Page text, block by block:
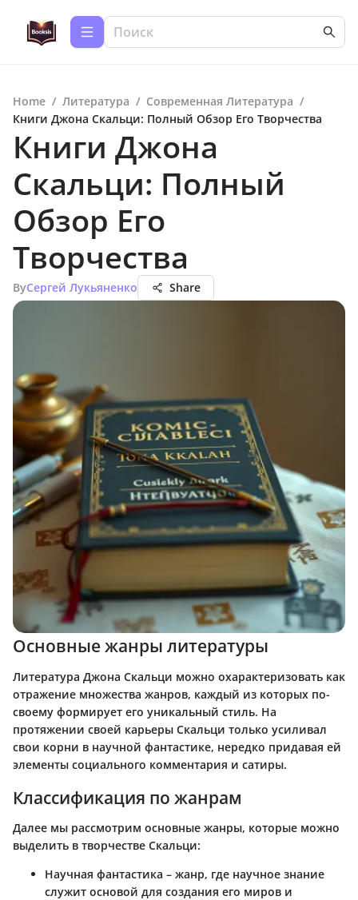
Home / Литература / Современная Литература /
Книги Джона Скальци: Полный Обзор Его Творчества
Книги Джона
Скальци: Полный
Обзор Его
Творчества
ByСергей Лукьяненко Share
Основные жанры литературы
Литература Джона Скальци можно охарактеризовать как
отражение множества жанров, каждый из которых по-
своему формирует его уникальный стиль. На
протяжении своей карьеры Скальци только усиливал
свои корни в научной фантастике, нередко придавая ей
элементы социального комментария и сатиры.
Классификация по жанрам
Далее мы рассмотрим основные жанры, которые можно
выделить в творчестве Скальци:
Научная фантастика – жанр, где научное знание
служит основой для создания его миров и